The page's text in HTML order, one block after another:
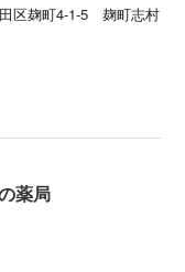
区麹町4-1-5 麹町志村
薬局